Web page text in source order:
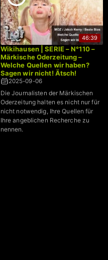
46:39
Wikihausen | SERIE – N°110 –
Märkische Oderzeitung –
Welche Quellen wir haben?
Sagen wir nicht! Ätsch!
2025-09-06
Die Journalisten der Märkischen
Oderzeitung halten es nicht nur für
nicht notwendig, Ihre Quellen für
Ihre angeblichen Recherche zu
nennen.